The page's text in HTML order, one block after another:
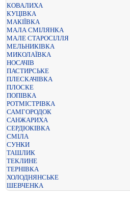
КОВАЛИХА
КУЦІВКА
МАКІЇВКА
МАЛА СМІЛЯНКА
МАЛЕ СТАРОСІЛЛЯ
МЕЛЬНИКІВКА
МИКОЛАЇВКА
НОСАЧІВ
ПАСТИРСЬКЕ
ПЛЕСКАЧІВКА
ПЛОСКЕ
ПОПІВКА
РОТМІСТРІВКА
САМГОРОДОК
САНЖАРИХА
СЕРДЮКІВКА
СМІЛА
СУНКИ
ТАШЛИК
ТЕКЛИНЕ
ТЕРНІВКА
ХОЛОДНЯНСЬКЕ
ШЕВЧЕНКА